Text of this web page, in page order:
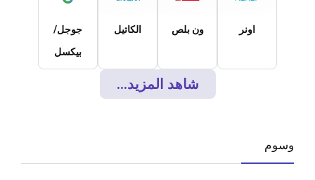
اونر ون بلص الكاتيل
جوجل/
بيكسل
شاهد المزيد...
وسوم